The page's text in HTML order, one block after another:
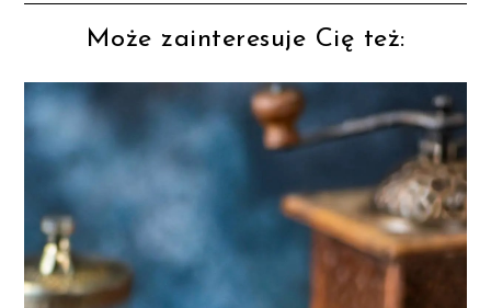
Może zainteresuje Cię też: